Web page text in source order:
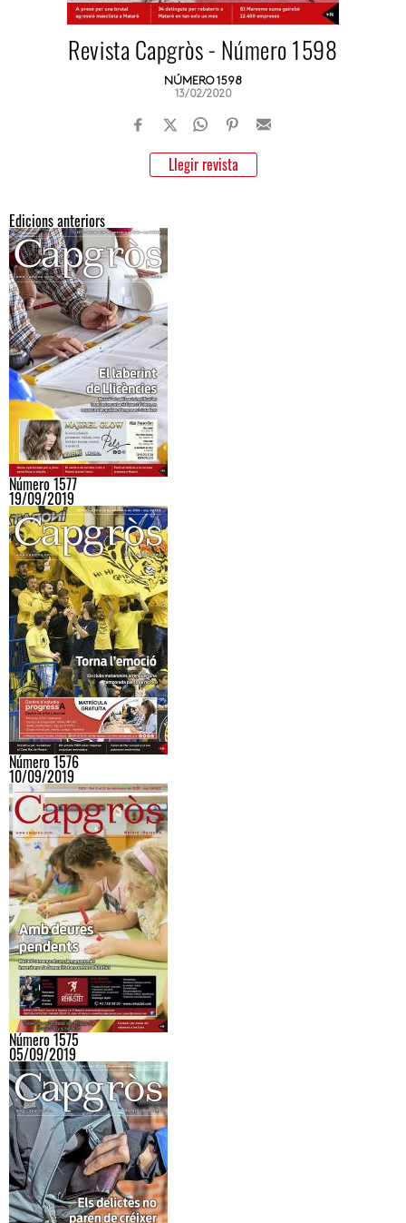
Revista Capgròs - Número 1598
NÚMERO 1598
13/02/2020
Llegir revista
Edicions anteriors
Número 1577
19/09/2019
Número 1576
10/09/2019
Número 1575
05/09/2019